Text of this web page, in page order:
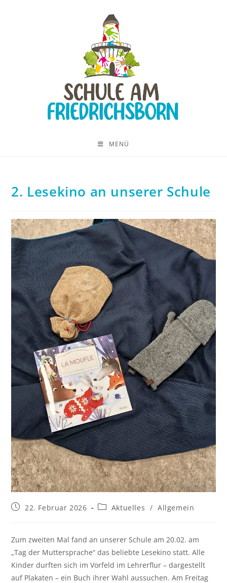
MENÜ
2. Lesekino an unserer Schule
22. Februar 2026 Aktuelles / Allgemein
Zum zweiten Mal fand an unserer Schule am 20.02. am
„Tag der Muttersprache“ das beliebte Lesekino statt. Alle
Kinder durften sich im Vorfeld im Lehrerflur – dargestellt
auf Plakaten – ein Buch ihrer Wahl aussuchen. Am Freitag